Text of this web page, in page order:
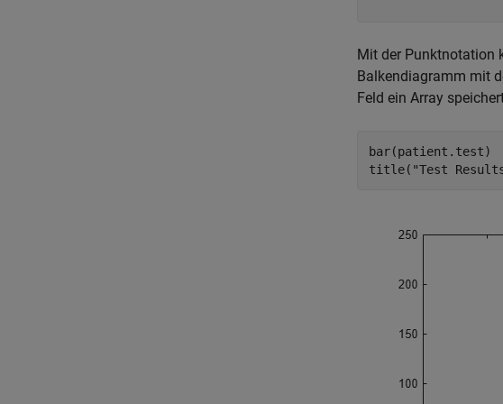
Mit der Punktnotation
Balkendiagramm mit
Feld ein Array
bar(patient.test)
title( "Test